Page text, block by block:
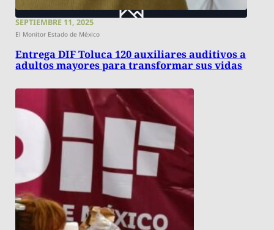
SEPTIEMBRE 11, 2025
El Monitor Estado de México
Entrega DIF Toluca 120 auxiliares auditivos a
adultos mayores para transformar sus vidas